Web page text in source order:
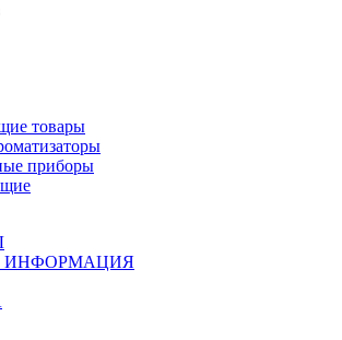
товары
приборы
ИНФОРМАЦИЯ